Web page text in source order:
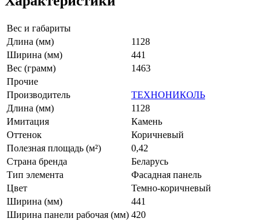
Вес и габариты
Длина (мм)
1128
Ширина (мм)
441
Вес (грамм)
1463
Прочие
Производитель
ТЕХНОНИКОЛЬ
Длина (мм)
1128
Имитация
Камень
Оттенок
Коричневый
Полезная площадь (м²)
0,42
Страна бренда
Беларусь
Тип элемента
Фасадная панель
Цвет
Темно-коричневый
Ширина (мм)
441
Ширина панели рабочая (мм) 420